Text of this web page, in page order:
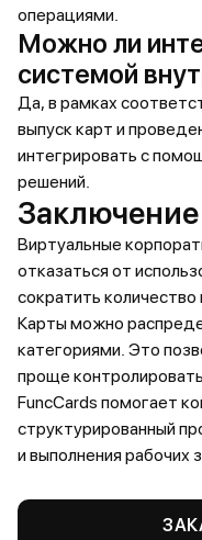
операциями.
Можно ли
системой
Да, в рамках
выпуск карт и
интегрировать с
решений.
Заключение
Виртуальные
отказаться от
сократить
Карты можно
категориями. Это
проще
FuncCards помогает
структурированный
и выполнения рабочих